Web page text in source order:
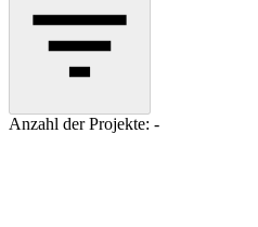
Anzahl der Projekte: -